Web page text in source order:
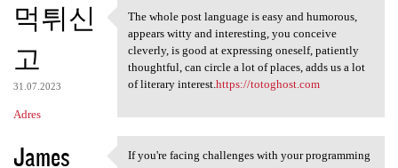
먹튀신
고
31.07.2023
Adres
The whole post language is
The whole post language is easy and humorous,
appears witty and interesting, you conceive
cleverly, is good at expressing oneself, patiently
thoughtful, can circle a lot of places, adds us a lot
of literary interest.https://totoghost.com
James
If you're facing challenges with your programming